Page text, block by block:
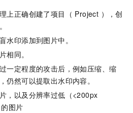
上正确创建了项目（ Project ），创
。
水印添加到图片中。
相同。
一定程度的攻击后，例如压缩、缩
仍然可以提取出水印内容。
，以及分辨率过低（<200px
图片